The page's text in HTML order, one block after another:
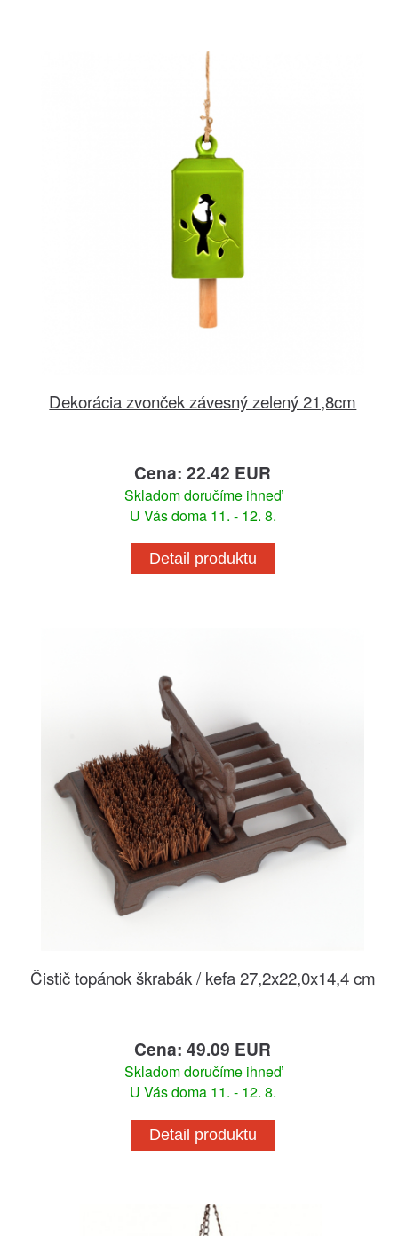
Dekorácia zvonček závesný zelený 21,8cm
Cena: 22.42 EUR
Skladom doručíme ihneď
U Vás doma 11. - 12. 8.
Detail produktu
Čistič topánok škrabák / kefa 27,2x22,0x14,4 cm
Cena: 49.09 EUR
Skladom doručíme ihneď
U Vás doma 11. - 12. 8.
Detail produktu